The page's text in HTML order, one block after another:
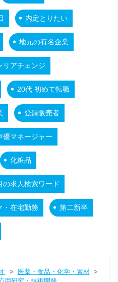
内定とりたい
地元の有名企業
リアチェンジ
20代 初めて転職
登録販売者
優マネージャー
化粧品
の求人検索ワード
・在宅勤務 第二新卒
> 医薬・食品・化学・素材>
用研究・技術開発